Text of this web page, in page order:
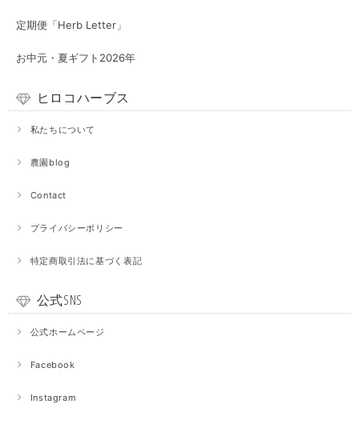
定期便「Herb Letter」
お中元・夏ギフト2026年
ヒロコハーブス
私たちについて
農園blog
Contact
プライバシーポリシー
特定商取引法に基づく表記
公式SNS
公式ホームページ
Facebook
Instagram